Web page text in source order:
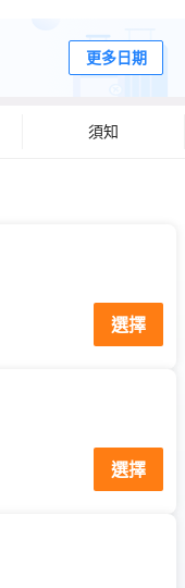
更多日期
須知
選擇
選擇